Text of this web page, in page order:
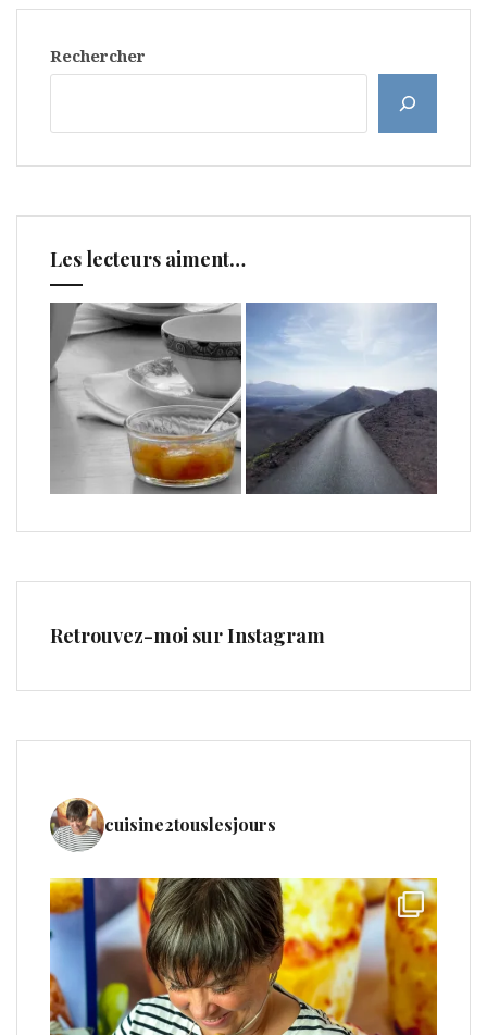
Rechercher
Les lecteurs aiment…
Retrouvez-moi sur Instagram
cuisine2touslesjours